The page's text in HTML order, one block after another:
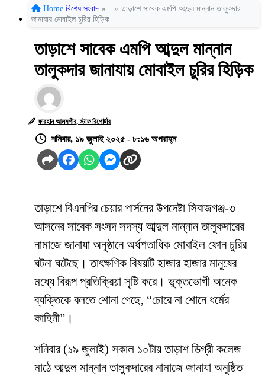
Home বিশেষ সংবাদ » » তাড়াশে সাবেক এমপি আব্দুল মান্নান তালুকদার
জানাযায় মোবাইল চুরির হিড়িক
তাড়াশে সাবেক এমপি আব্দুল মান্নান
তালুকদার জানাযায় মোবাইল চুরির হিড়িক
ফারহান আলমগীর, স্টাফ রিপোর্টার
শনিবার, ১৯ জুলাই ২০২৫ - ৮:১৬ অপরাহ্ন
তাড়াশে বিএনপির চেয়ার পার্সনের উপদেষ্টা সিবাজগঞ্জ-৩
আসনের সাবেক সংসদ সদস্য আব্দুল মান্নান তালুকদারের
নামাজে জানাযা অনুষ্ঠানে অর্ধশতাধিক মোবাইল ফোন চুরির
ঘটনা ঘটেছে। তাৎক্ষণিক বিষয়টি হাজার হাজার মানুষের
মধ্যে বিরূপ প্রতিক্রিয়া সৃষ্টি করে। ভুক্তভোগী অনেক
ব্যক্তিকে বলতে শোনা গেছে, “চোরে না শোনে ধর্মের
কাহিনী”।
শনিবার (১৯ জুলাই) সকাল ১০টায় তাড়াশ ডিগ্রী কলেজ
মাঠে আব্দুল মান্নান তালুকদারের নামাজে জানাযা অনুষ্ঠিত